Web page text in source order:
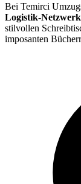
Bei Temirci
Logistik-Netzwerk
stilvollen
imposanten